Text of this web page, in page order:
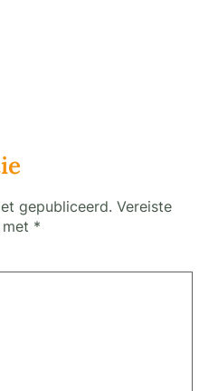
gepubliceerd. Vereiste
*